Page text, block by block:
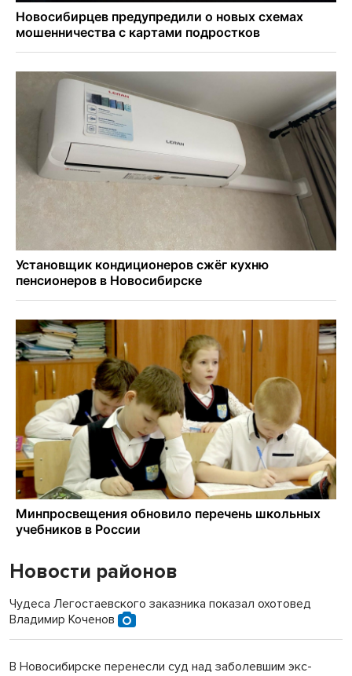
Новости районов
Чудеса Легостаевского заказника показал охотовед
Владимир Коченов
В Новосибирске перенесли суд над заболевшим экс-